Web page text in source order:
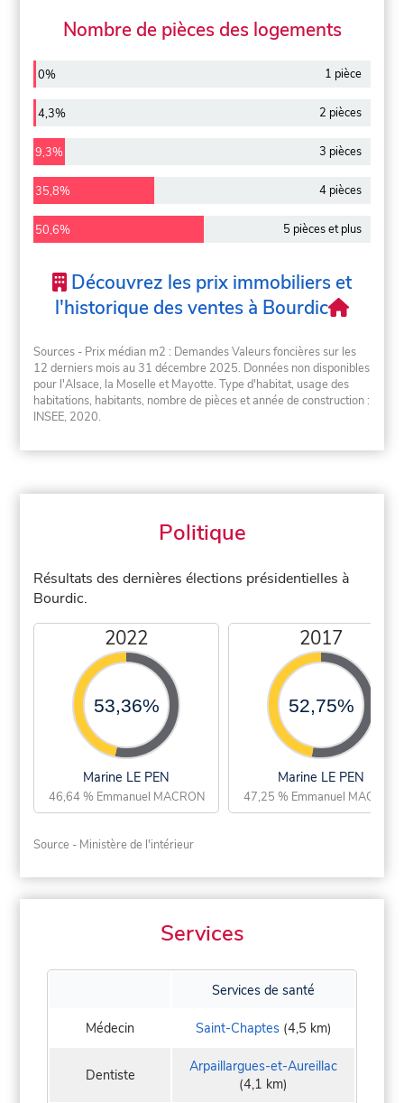
Nombre de pièces des logements
0% 1 pièce
4,3% 2 pièces
9,3% 3 pièces
35,8% 4 pièces
50,6% 5 pièces et plus
Découvrez les prix immobiliers et
l'historique des ventes à Bourdic
Sources - Prix médian m2 : Demandes Valeurs foncières sur les
12 derniers mois au 31 décembre 2025. Données non disponibles
pour l'Alsace, la Moselle et Mayotte. Type d'habitat, usage des
habitations, habitants, nombre de pièces et année de construction :
INSEE, 2020.
Politique
Résultats des dernières élections présidentielles à
Bourdic.
2022
53,36%
Marine LE PEN
46,64 % Emmanuel MACRON
2017
52,75%
Marine LE PEN
47,25 % Emmanuel MACRON
Source - Ministère de l'intérieur
Services
Services de santé
Médecin Saint-Chaptes(4,5 km)
Dentiste
Arpaillargues-et-Aureillac
(4,1 km)